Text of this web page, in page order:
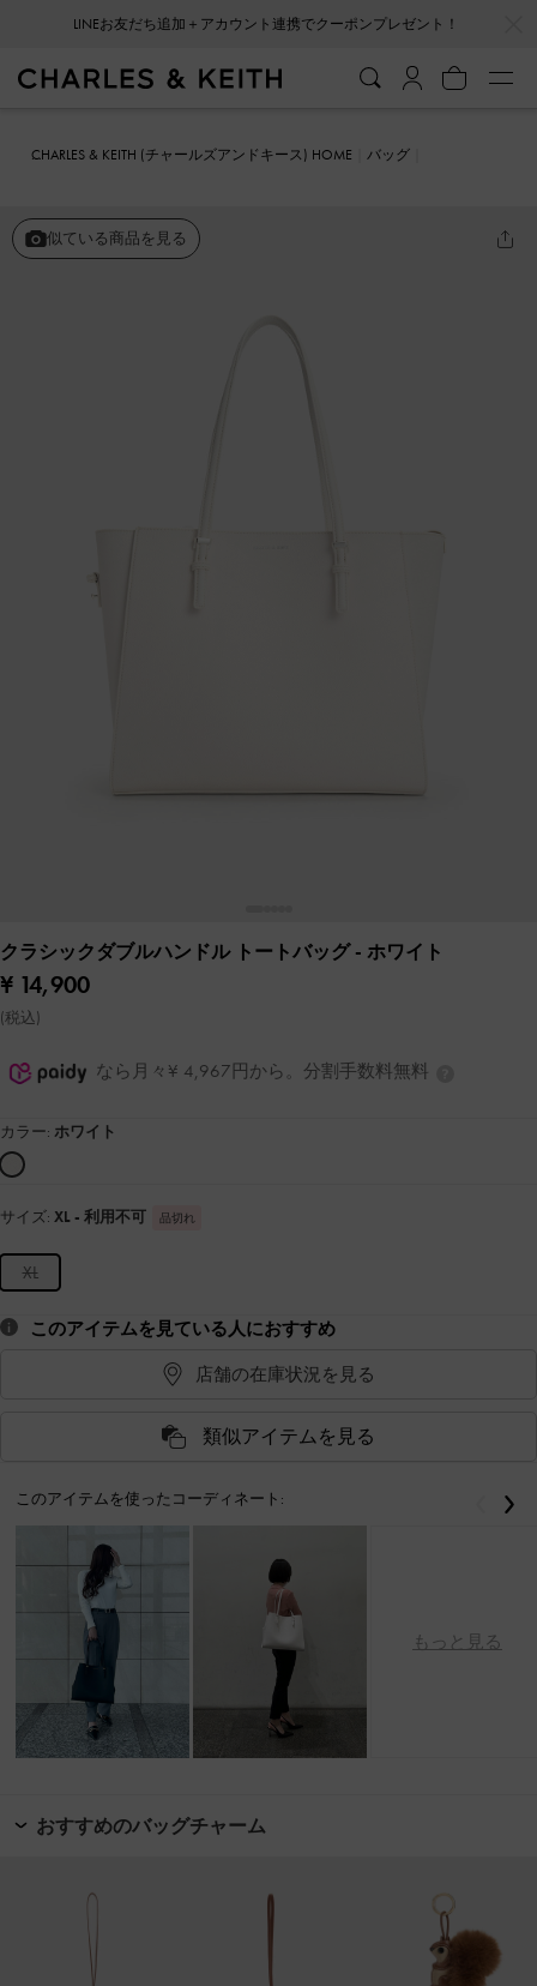
CHARLES & KEITH (チャールズアンドキース) HOME
バッグ
似ている商品を見る
クラシックダブルハンドル トートバッグ- ホワイト
¥ 14,900
(税込)
なら月々¥ 4,967円から。分割手数料無料
カラー: ホワイト
サイズ: XL - 利用不可 品切れ
XL
このアイテムを見ている人におすすめ
店舗の在庫状況を見る
類似アイテムを見る
このアイテムを使ったコーディネート:
もっと見る
戻る
おすすめのバッグチャーム